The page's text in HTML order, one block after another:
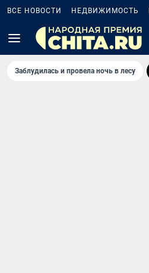
ВСЕ НОВОСТИ НЕДВИЖИМОСТЬ
Заблудилась и провела ночь в лесу